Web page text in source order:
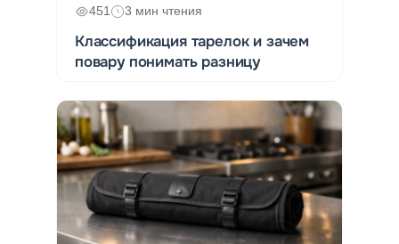
451 3 мин чтения
Классификация тарелок и зачем
повару понимать разницу